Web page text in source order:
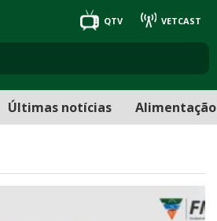
QTV VETCAST
Últimas notícias Alimentação